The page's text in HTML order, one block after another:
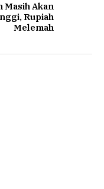
Masih Akan
Rupiah
Melemah